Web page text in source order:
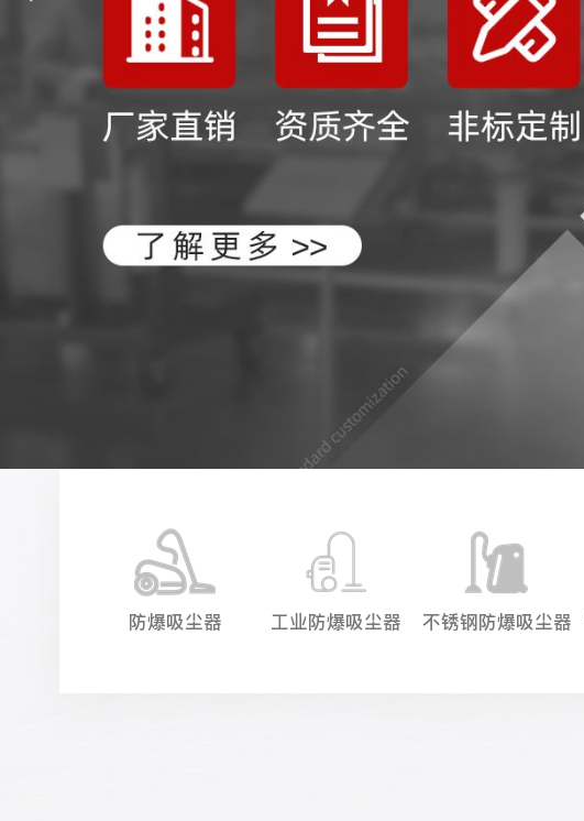
防爆吸尘器 工业防爆吸尘器 不锈钢防爆吸尘器